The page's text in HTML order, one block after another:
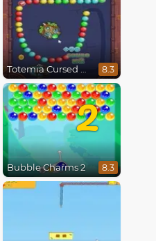
Totemia Cursed Marbles 8.3
2
Bubble Charms 2 8.3